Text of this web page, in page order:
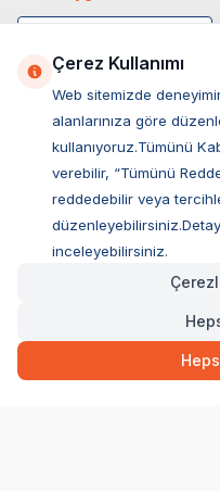
73,00TL
Müşteri Hizmetleri
Ovacık Mah. Hacıoğlu Sok.
Müşteri Destek Hattı
Çerez Kullanımı
Web sitemizde
alanlarınıza göre
kullanıyoruz.Tümünü
verebilir, “Tümünü
reddedebilir veya
inceleyebilirsiniz.